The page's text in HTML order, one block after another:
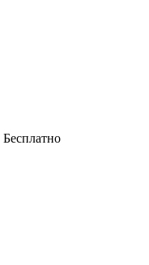
Бесплатно